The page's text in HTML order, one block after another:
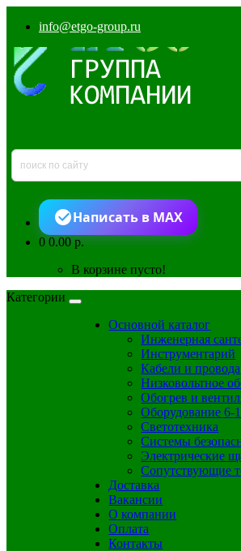
info@etgo-group.ru
Написать в MAX
00.00 р.
В корзине пусто!
Категории
Основной каталог
Инженерная
Инструментарий
Кабели и провода
Низковольтное
Обогрев и
Оборудование 6-
Светотехника
Системы
Электрические
Сопутствующие
Доставка
Вакансии
О компании
Оплата
Контакты